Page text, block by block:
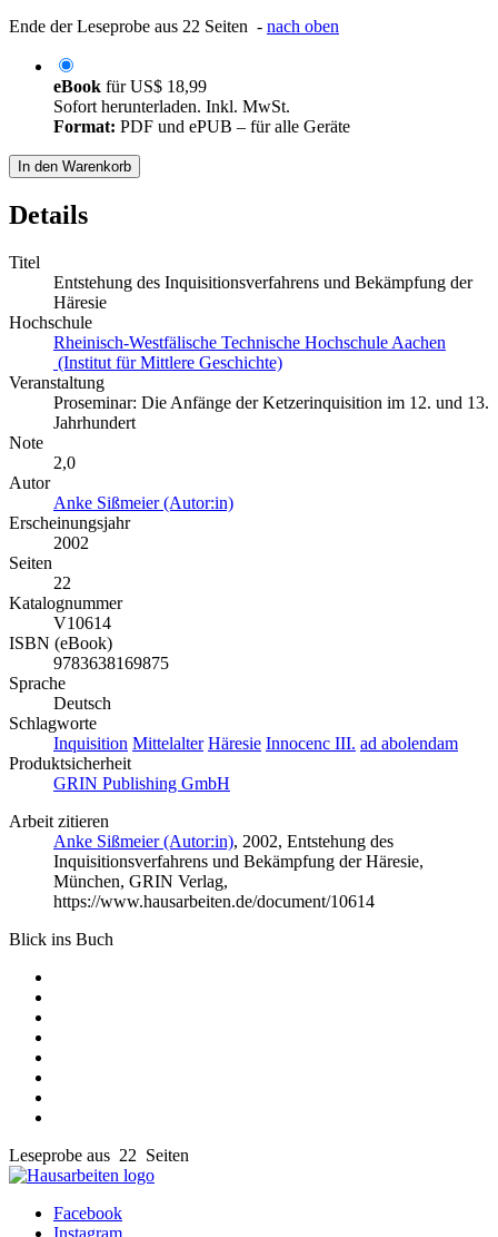
Ende der Leseprobe aus 22 Seiten - nach oben
eBook fürUS$ 18,99
Sofort herunterladen. Inkl. MwSt.
Format: PDF und ePUB – für alle Geräte
In den Warenkorb
Details
Titel
Entstehung des Inquisitionsverfahrens und Bekämpfung der
Häresie
Hochschule
Rheinisch-Westfälische Technische Hochschule Aachen
(Institut für Mittlere Geschichte)
Veranstaltung
Proseminar: Die Anfänge der Ketzerinquisition im 12. und 13.
Jahrhundert
Note
2,0
Autor
Anke Sißmeier (Autor:in)
Erscheinungsjahr
2002
Seiten
22
Katalognummer
V10614
ISBN (eBook)
9783638169875
Sprache
Deutsch
Schlagworte
Inquisition Mittelalter Häresie Innocenc III. ad abolendam
Produktsicherheit
GRIN Publishing GmbH
Arbeit zitieren
Anke Sißmeier (Autor:in), 2002, Entstehung des
Inquisitionsverfahrens und Bekämpfung der Häresie,
München, GRIN Verlag,
https://www.hausarbeiten.de/document/10614
Blick ins Buch
Leseprobe aus 22 Seiten
Facebook